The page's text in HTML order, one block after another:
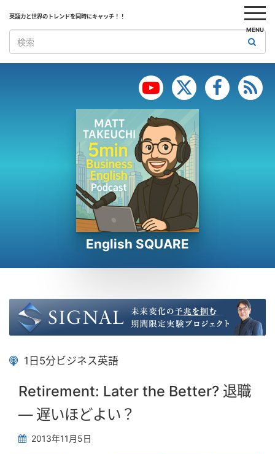
MENU
英語力と世界のトレンドを同時にキャッチ！！
English SQUARE
1日5分ビジネス英語
Retirement: Later the Better? 退職
― 遅いほどよい？
2013年11月5日